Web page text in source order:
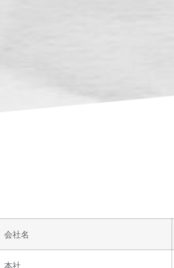
会社名
本社